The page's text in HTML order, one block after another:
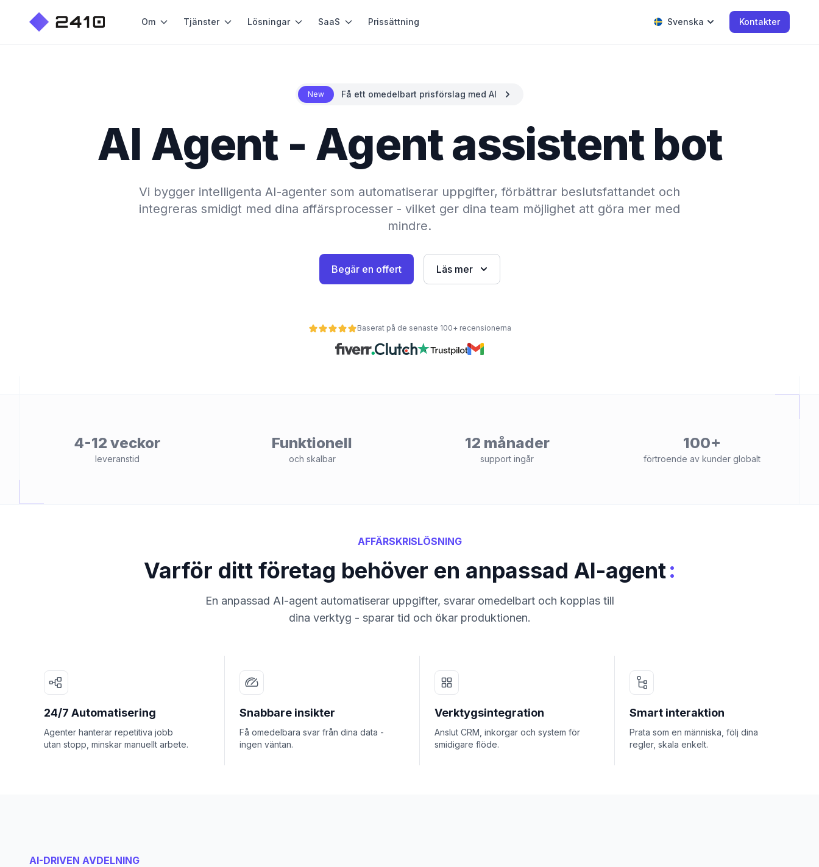
Om Tjänster Lösningar SaaS Prissättning Svenska Kontakter
New Få ett omedelbart prisförslag med AI
AI Agent - Agent assistent bot
Vi bygger intelligenta AI-agenter som automatiserar uppgifter, förbättrar beslutsfattandet och
integreras smidigt med dina affärsprocesser - vilket ger dina team möjlighet att göra mer med
mindre.
Begär en offert Läs mer
Baserat på de senaste 100+ recensionerna
4-12 veckor
leveranstid
Funktionell
och skalbar
12 månader
support ingår
100+
förtroende av kunder globalt
AFFÄRSKRISLÖSNING
Varför ditt företag behöver en anpassad AI-agent:
En anpassad AI-agent automatiserar uppgifter, svarar omedelbart och kopplas till
dina verktyg - sparar tid och ökar produktionen.
24/7 Automatisering
Agenter hanterar repetitiva jobb
utan stopp, minskar manuellt arbete.
Snabbare insikter
Få omedelbara svar från dina data -
ingen väntan.
Verktygsintegration
Anslut CRM, inkorgar och system för
smidigare flöde.
Smart interaktion
Prata som en människa, följ dina
regler, skala enkelt.
AI-DRIVEN AVDELNING